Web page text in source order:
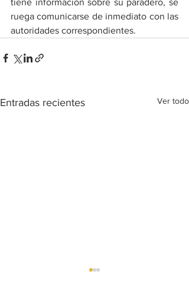
tiene información sobre su paradero, se
ruega comunicarse de inmediato con las
autoridades correspondientes.
Entradas recientes Ver todo